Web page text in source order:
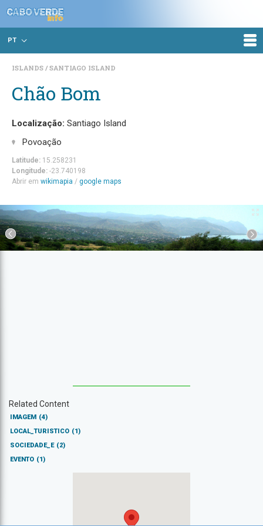
PT
ISLANDS SANTIAGO ISLAND
Chão Bom
Localização: Santiago Island
Povoação
Latitude: 15.258231
Longitude: -23.740198
Abrir em wikimapia / google maps
Related Content
IMAGEM (4)
LOCAL_TURISTICO (1)
SOCIEDADE_E (2)
EVENTO (1)